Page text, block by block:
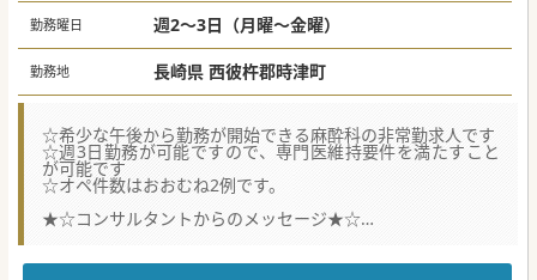
勤務曜日 週2～3日（月曜～金曜）
勤務地 長崎県 西彼杵郡時津町
☆希少な午後から勤務が開始できる麻酔科の非常勤求人です
☆週3日勤務が可能ですので、専門医維持要件を満たすこと
が可能です
☆オペ件数はおおむね2例です。
★☆コンサルタントからのメッセージ★☆
人気の週3日勤務が可能な麻酔科非常勤求人です。
比較的重たい症例は多くはないかと思います。